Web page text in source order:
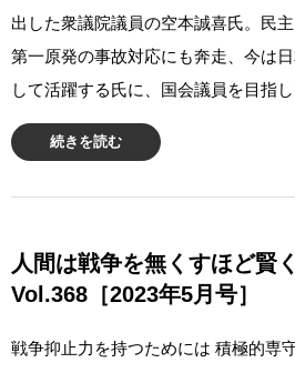
出した衆議院議員の空本誠喜氏。民
第一原発の事故対応にも奔走、今は
して活躍する氏に、国会議員を目指
続きを読む
人間は戦争を無くすほど賢
Vol.368［2023年5月号］
戦争抑止力を持つためには 積極的